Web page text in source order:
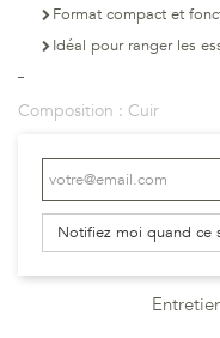
Format compact et
Idéal pour ranger les
Composition : Cuir
Notifiez moi quand ce